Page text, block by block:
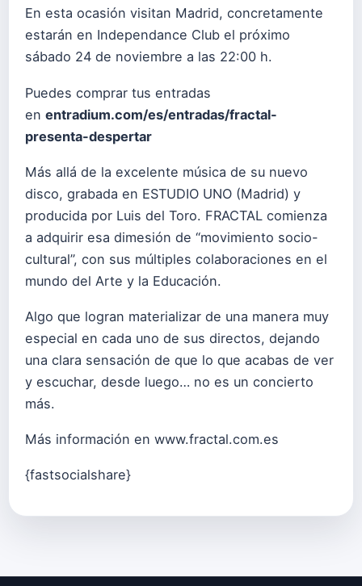
En esta ocasión visitan Madrid, concretamente
estarán en Independance Club el próximo
sábado 24 de noviembre a las 22:00 h.
Puedes comprar tus entradas
en entradium.com/es/entradas/fractal-
presenta-despertar
Más allá de la excelente música de su nuevo
disco, grabada en ESTUDIO UNO (Madrid) y
producida por Luis del Toro. FRACTAL comienza
a adquirir esa dimesión de “movimiento socio-
cultural”, con sus múltiples colaboraciones en el
mundo del Arte y la Educación.
Algo que logran materializar de una manera muy
especial en cada uno de sus directos, dejando
una clara sensación de que lo que acabas de ver
y escuchar, desde luego… no es un concierto
más.
Más información en www.fractal.com.es
{fastsocialshare}